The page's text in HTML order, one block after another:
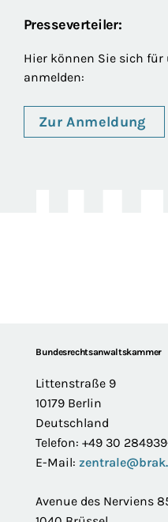
Presseverteiler:
Hier können Sie sich für
anmelden:
Zur Anmeldung
FooterBundesrechtsanwaltskammer
Littenstraße 9
10179 Berlin
Deutschland
Telefon: +49 30
E-Mail:
Avenue des Nerviens